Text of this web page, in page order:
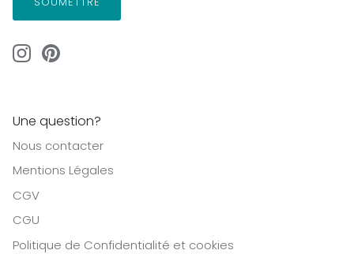
Une question?
Nous contacter
Mentions Légales
CGV
CGU
Politique de Confidentialité et cookies